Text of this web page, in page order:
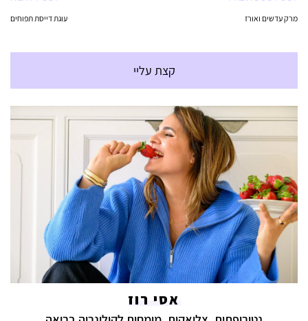
מרק עדשים ואורז עוגת דייסת תפוחים
קצת עליי
אסי רוז